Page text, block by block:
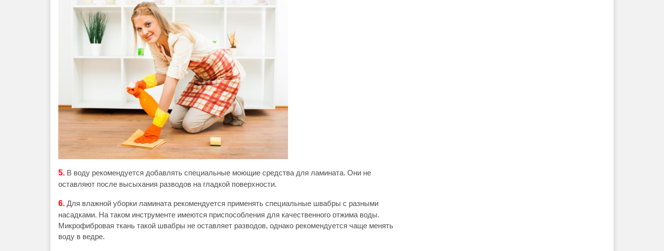
5. В воду рекомендуется добавлять специальные моющие средства для ламината. Они не
оставляют после высыхания разводов на гладкой поверхности.
6. Для влажной уборки ламината рекомендуется применять специальные швабры с разными
насадками. На таком инструменте имеются приспособления для качественного отжима воды.
Микрофибровая ткань такой швабры не оставляет разводов, однако рекомендуется чаще менять
воду в ведре.